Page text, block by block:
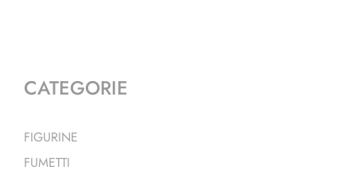
CATEGORIE
FIGURINE
FUMETTI